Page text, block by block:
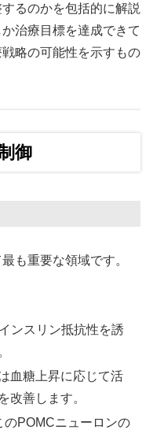
るのかを包括的に解説
治療目標を達成できて
略の可能性を示すもの
御
も重要な領域です。
ンスリン抵抗性を誘
血糖上昇に応じて活
改善します。
のPOMCニューロンの